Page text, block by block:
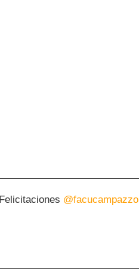
Felicitaciones @facucampazzo